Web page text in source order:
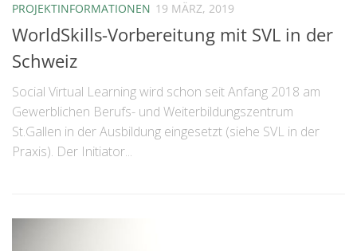
PROJEKTINFORMATIONEN 19 MÄRZ, 2019
WorldSkills-Vorbereitung mit SVL in der
Schweiz
Social Virtual Learning wird schon seit Anfang 2018 am
Gewerblichen Berufs- und Weiterbildungszentrum
St.Gallen in der Ausbildung eingesetzt (siehe SVL in der
Praxis). Der Initiator...